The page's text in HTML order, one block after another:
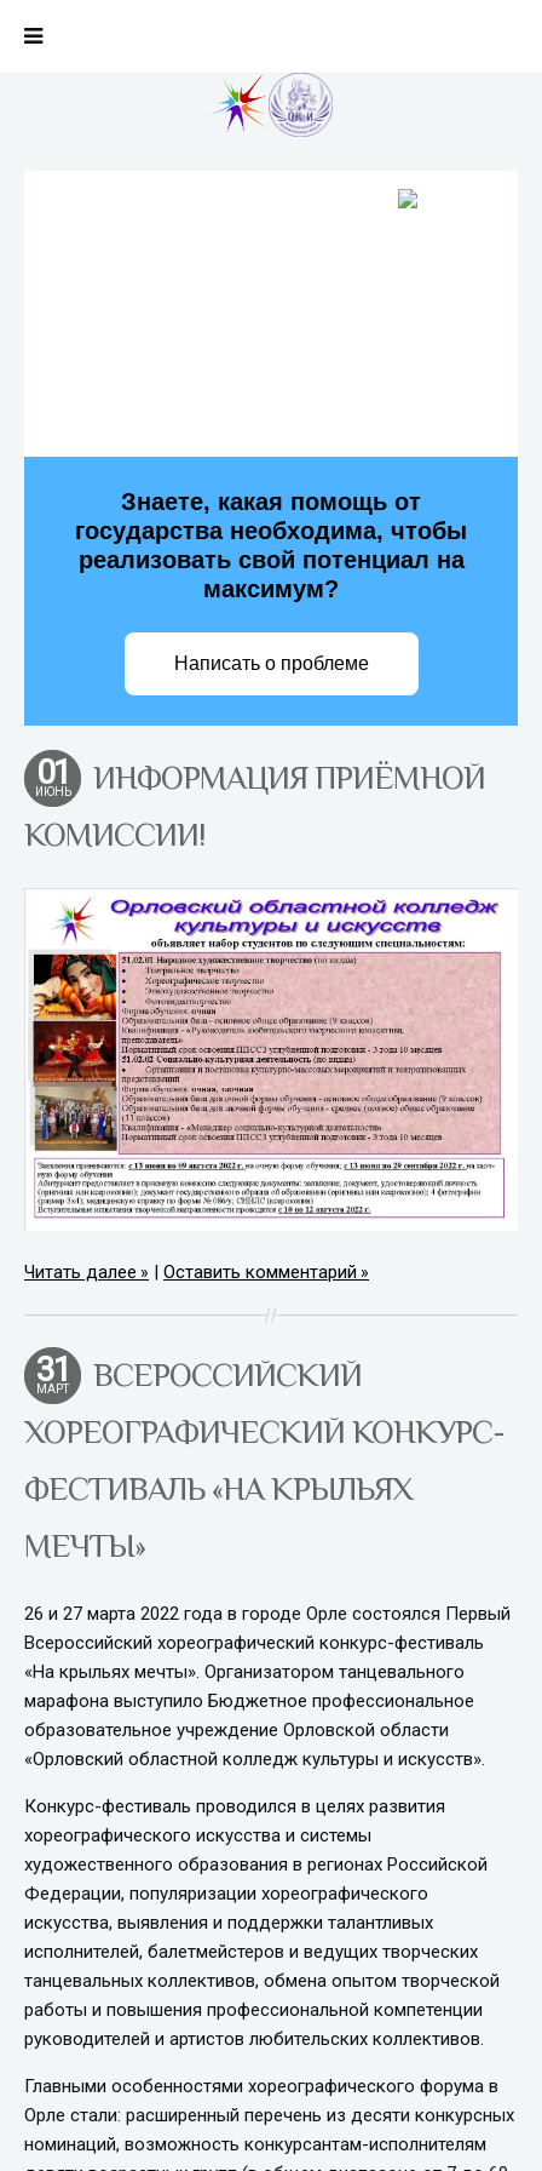
Знаете, какая помощь от
государства необходима, чтобы
реализовать свой потенциал на
максимум?
Написать о проблеме
01
ИЮНЬ
ИНФОРМАЦИЯ ПРИЁМНОЙ
КОМИССИИ!
Читать далее | Оставить комментарий
31
МАРТ
ВСЕРОССИЙСКИЙ
ХОРЕОГРАФИЧЕСКИЙ КОНКУРС-
ФЕСТИВАЛЬ «НА КРЫЛЬЯХ
МЕЧТЫ»
26 и 27 марта 2022 года в городе Орле состоялся Первый
Всероссийский хореографический конкурс-фестиваль
«На крыльях мечты». Организатором танцевального
марафона выступило Бюджетное профессиональное
образовательное учреждение Орловской области
«Орловский областной колледж культуры и искусств».
Конкурс-фестиваль проводился в целях развития
хореографического искусства и системы
художественного образования в регионах Российской
Федерации, популяризации хореографического
искусства, выявления и поддержки талантливых
исполнителей, балетмейстеров и ведущих творческих
танцевальных коллективов, обмена опытом творческой
работы и повышения профессиональной компетенции
руководителей и артистов любительских коллективов.
Главными особенностями хореографического форума в
Орле стали: расширенный перечень из десяти конкурсных
номинаций, возможность конкурсантам-исполнителям